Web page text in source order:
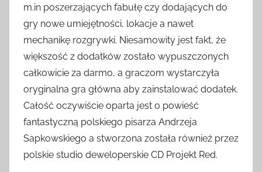
m.in poszerzających fabułę czy dodających do
gry nowe umiejętności, lokacje a nawet
mechanikę rozgrywki. Niesamowity jest fakt, że
większość z dodatków zostało wypuszczonych
całkowicie za darmo, a graczom wystarczyła
oryginalna gra główna aby zainstalować dodatek.
Całość oczywiście oparta jest o powieść
fantastyczną polskiego pisarza Andrzeja
Sapkowskiego a stworzona została również przez
polskie studio deweloperskie CD Projekt Red.